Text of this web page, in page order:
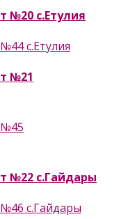
№20 с.Етулия
с.Етулия
№21
№45
№22 с.Гайдары
с.Гайдары